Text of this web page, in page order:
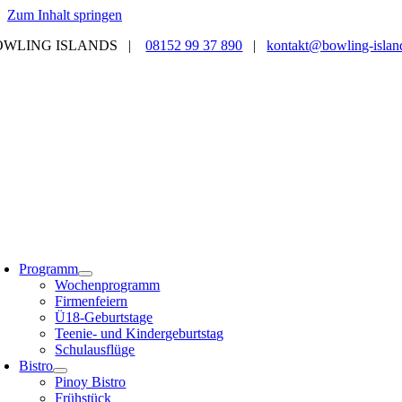
Zum Inhalt springen
ISLANDS |08152 99 37 890 |kontakt@bowling-
Programm
Wochenprogramm
Firmenfeiern
Ü18-Geburtstage
Teenie- und Kindergeburtstag
Schulausflüge
Bistro
Pinoy Bistro
Frühstück